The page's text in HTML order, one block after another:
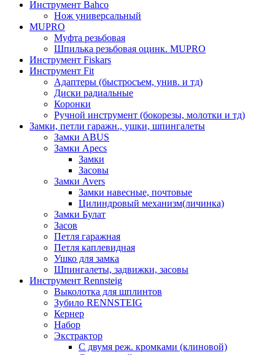
Инструмент Bahco
Нож универсальный
MUPRO
Муфта резьбовая
Шпилька резьбовая оцинк. MUPRO
Инструмент Fiskars
Инструмент Fit
Адаптеры (быстросъем, унив. и тд)
Диски радиальные
Коронки
Ручной инструмент (бокорезы, молотки и тд)
Замки, петли гаражн., ушки, шпингалеты
Замки ABUS
Замки Apecs
Замки
Засовы
Замки Avers
Замки навесные, почтовые
Цилиндровый механизм(личинка)
Замки Булат
Засов
Петля гаражная
Петля каплевидная
Ушко для замка
Шпингалеты, задвижки, засовы
Инструмент Rennsteig
Выколотка для шплинтов
Зубило RENNSTEIG
Кернер
Набор
Экстрактор
С двумя реж. кромками (клиновой)